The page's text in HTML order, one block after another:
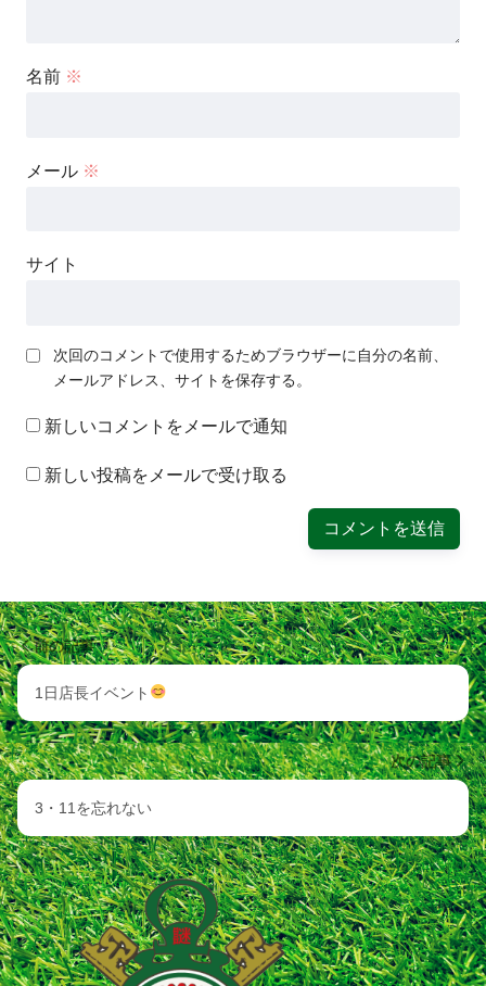
名前 ※
メール ※
サイト
次回のコメントで使用するためブラウザーに自分の名前、
メールアドレス、サイトを保存する。
新しいコメントをメールで通知
新しい投稿をメールで受け取る
前の記事
1日店長イベント
次の記事
3・11を忘れない